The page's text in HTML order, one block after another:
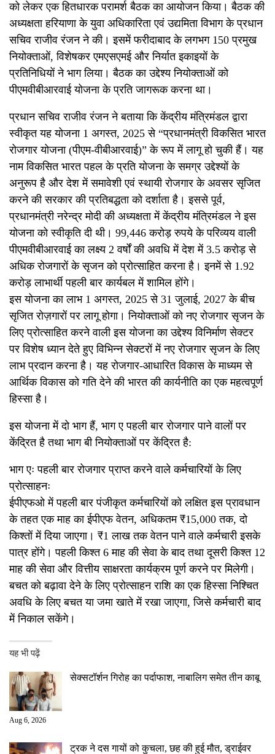
को लेकर एक हितधारक परामर्श बैठक का आयोजन किया। बैठक की
अध्यक्षता हरियाणा के युवा अधिकारिता एवं उद्यमिता विभाग के प्रधान
सचिव राजीव रंजन ने की। इसमें फरीदाबाद के लगभग 150 प्रमुख
नियोक्ताओं, विशेषकर एमएसएमई और निर्यात इकाइयों के
प्रतिनिधियों ने भाग लिया। बैठक का उद्देश्य नियोक्ताओं को
पीएमवीबीआरवाई योजना के प्रति जागरूक करना था।
प्रधान सचिव राजीव रंजन ने बताया कि केंद्रीय मंत्रिमंडल द्वारा
स्वीकृत यह योजना 1 अगस्त, 2025 से “प्रधानमंत्री विकसित भारत
रोजगार योजना (पीएम-वीबीआरवाई)” के रूप में लागू हो चुकी हैं। यह
नाम विकसित भारत पहल के प्रति योजना के समग्र उद्देश्यों के
अनुरूप है और देश में समावेशी एवं स्थायी रोजगार के अवसर सृजित
करने की सरकार की प्रतिबद्धता को दर्शाता है। इससे पूर्व,
प्रधानमंत्री नरेन्द्र मोदी की अध्यक्षता में केंद्रीय मंत्रिमंडल ने इस
योजना को स्वीकृति दी थी। 99,446 करोड़ रुपये के परिव्यय वाली
पीएमवीबीआरवाई का लक्ष्य 2 वर्षों की अवधि में देश में 3.5 करोड़ से
अधिक रोजगारों के सृजन को प्रोत्साहित करना है। इनमें से 1.92
करोड़ लाभार्थी पहली बार कार्यबल में शामिल होंगे।
इस योजना का लाभ 1 अगस्त, 2025 से 31 जुलाई, 2027 के बीच
सृजित रोज़गारों पर लागू होगा। नियोक्ताओं को नए रोजगार सृजन के
लिए प्रोत्साहित करने वाली इस योजना का उद्देश्य विनिर्माण सेक्टर
पर विशेष ध्यान देते हुए विभिन्न सेक्टरों में नए रोजगार सृजन के लिए
लाभ प्रदान करना है। यह रोजगार-आधारित विकास के माध्यम से
आर्थिक विकास को गति देने की भारत की कार्यनीति का एक महत्वपूर्ण
हिस्सा है।
इस योजना में दो भाग हैं, भाग ए पहली बार रोजगार पाने वालों पर
केंद्रित है तथा भाग बी नियोक्ताओं पर केंद्रित है:
भाग एः पहली बार रोजगार प्राप्त करने वाले कर्मचारियों के लिए
प्रोत्साहनः
ईपीएफओ में पहली बार पंजीकृत कर्मचारियों को लक्षित इस प्रावधान
के तहत एक माह का ईपीएफ वेतन, अधिकतम ₹15,000 तक, दो
किश्तों में दिया जाएगा। ₹1 लाख तक वेतन पाने वाले कर्मचारी इसके
पात्र होंगे। पहली किश्त 6 माह की सेवा के बाद तथा दूसरी किश्त 12
माह की सेवा और वित्तीय साक्षरता कार्यक्रम पूर्ण करने पर मिलेगी।
बचत को बढ़ावा देने के लिए प्रोत्साहन राशि का एक हिस्सा निश्चित
अवधि के लिए बचत या जमा खाते में रखा जाएगा, जिसे कर्मचारी बाद
में निकाल सकेंगे।
यह भी पढ़ें
सेक्सटॉर्शन गिरोह का पर्दाफाश, नाबालिग समेत तीन काबू
Aug 6, 2026
ट्रक ने दस गायों को कुचला, छह की हुई मौत, ड्राईवर